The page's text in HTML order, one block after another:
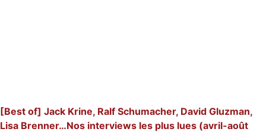
[Best of] Jack Krine, Ralf Schumacher, David Gluzman,
Lisa Brenner…Nos interviews les plus lues (avril-août